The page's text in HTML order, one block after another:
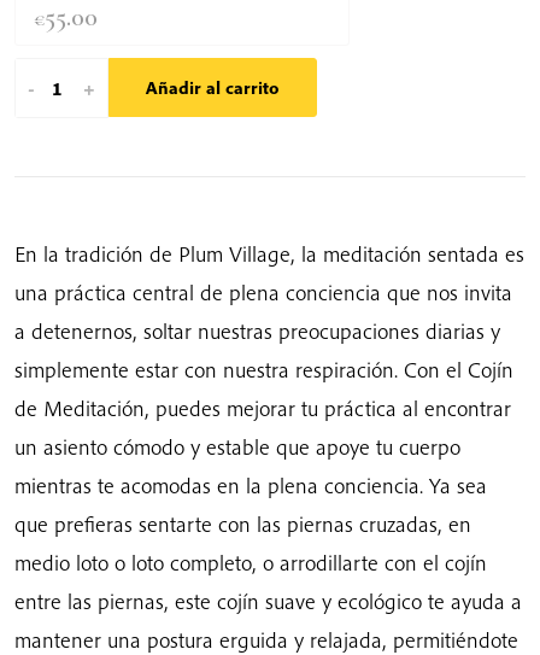
€55.00
-
Cojín
consciente
para
sentarse
relleno
de
trigo
sarraceno
cantidad
+ Añadir al carrito
En la tradición de Plum Village, la meditación sentada es
una práctica central de plena conciencia que nos invita
a detenernos, soltar nuestras preocupaciones diarias y
simplemente estar con nuestra respiración. Con el Cojín
de Meditación, puedes mejorar tu práctica al encontrar
un asiento cómodo y estable que apoye tu cuerpo
mientras te acomodas en la plena conciencia. Ya sea
que prefieras sentarte con las piernas cruzadas, en
medio loto o loto completo, o arrodillarte con el cojín
entre las piernas, este cojín suave y ecológico te ayuda a
mantener una postura erguida y relajada, permitiéndote